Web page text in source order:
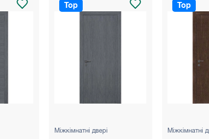
Top
Міжкімнатні двері
Top
Міжкімнатні